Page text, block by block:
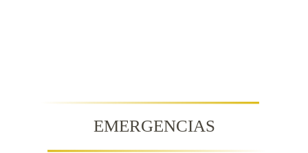
EMERGENCIAS